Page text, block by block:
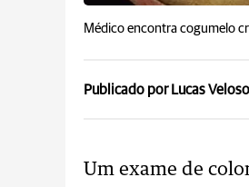
Médico encontra cogumelo
Publicado por Lucas Veloso
Um exame de